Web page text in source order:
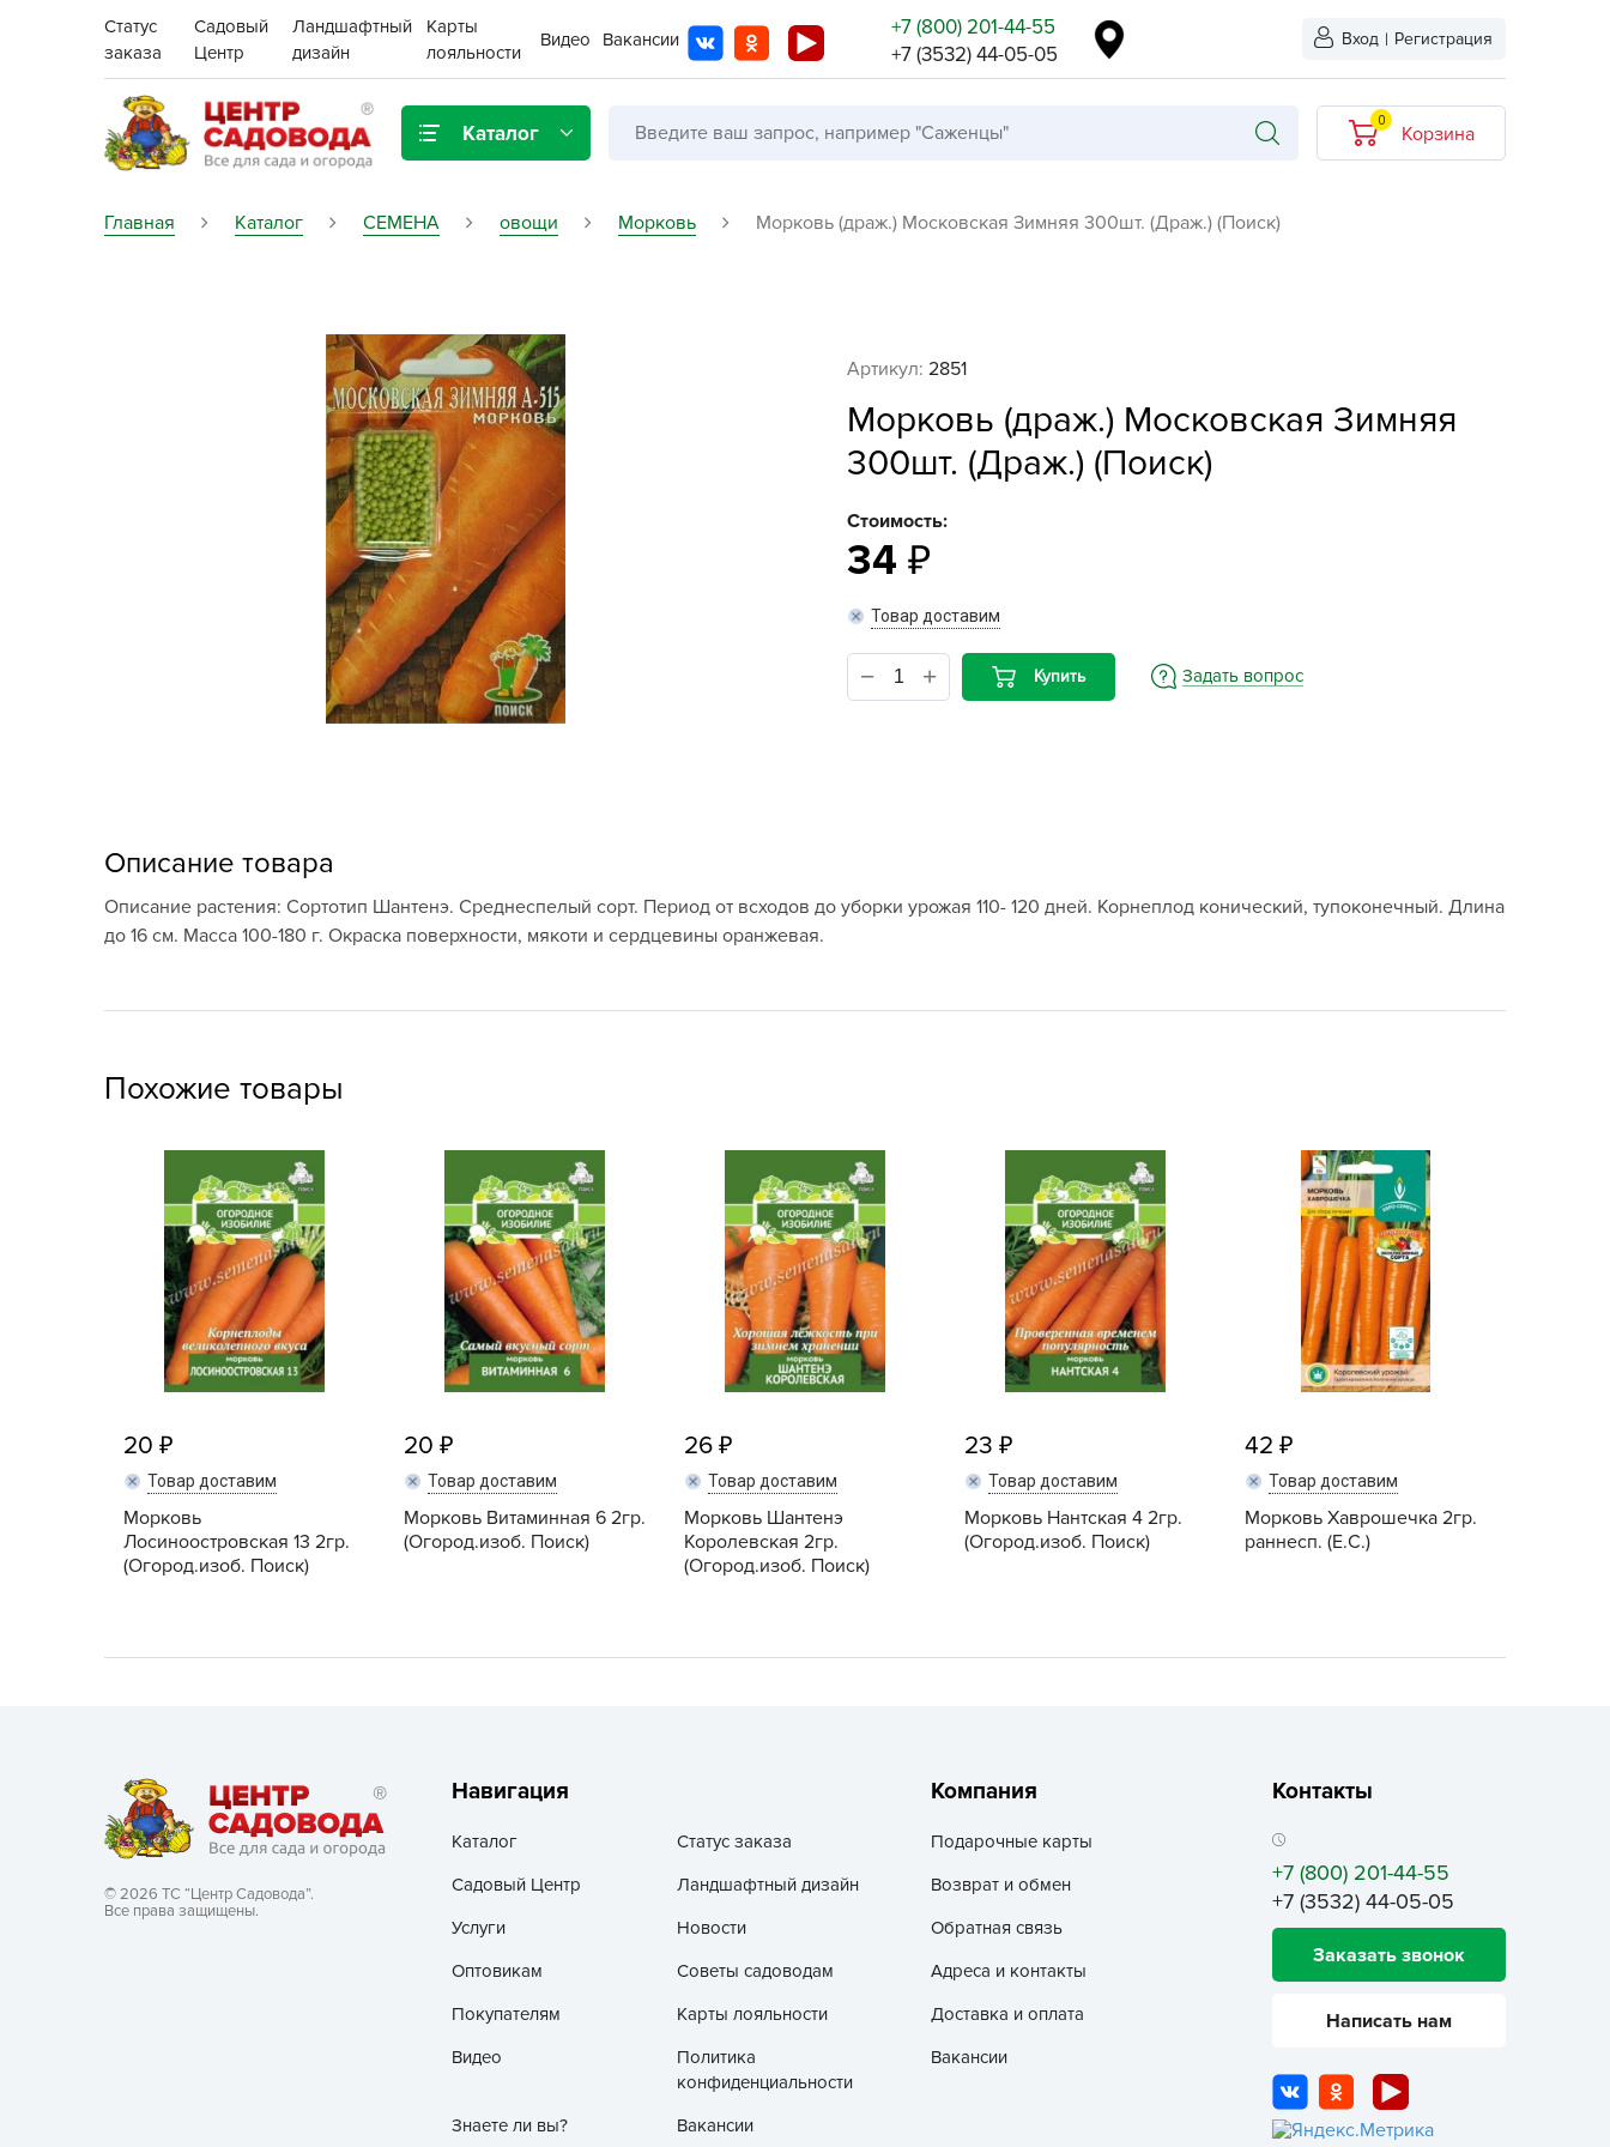
Статус
заказа
Садовый
Центр
Ландшафтный
дизайн
Карты
лояльности
Видео Вакансии
+7 (800) 201-44-55
+7 (3532) 44-05-05
Вход | Регистрация
Каталог
Газонная трава
Декор для дома и сада
Ёмкости для рассады и
Комнатные горшечные
многолетники Весна
Новогодняя продукция
Посадочный материал
Садовый инвентарь и
техника
СЕМЕНА
Средства для септиков,
туалетов, компостов,
прудов и бассейнов
растений
Средства от бытовых и
летающих насекомых,
грызунов
Хозяйственные товары
Поиск Бренды
AL-KO
ALT
Aquapulse
Bona Forte
Dacha Group
Grass
GRIZZLY
LISTOK
MAROLEX
Nika
Palisad
Raco
Rehau
Robin Green
Terra Vita
TORNADICA
TUT BIO
Zarit
АгроСпан
АГРОУСПЕХ
АГРОЭЛИТА
АЭЛИТА
0
Корзина
Главная Каталог СЕМЕНА овощи Морковь Морковь (драж.) Московская Зимняя 300шт. (Драж.) (Поиск)
Артикул: 2851
Морковь (драж.) Московская Зимняя
300шт. (Драж.) (Поиск)
Стоимость:
34
Товар доставим
Купить Задать вопрос
Описание товара
Описание растения: Сортотип Шантенэ. Среднеспелый сорт. Период от всходов до уборки урожая 110- 120 дней. Корнеплод конический, тупоконечный. Длина
до 16 см. Масса 100-180 г. Окраска поверхности, мякоти и сердцевины оранжевая.
Похожие товары
20
Товар доставим
Морковь
Лосиноостровская 13 2гр.
(Огород.изоб. Поиск)
20
Товар доставим
Морковь Витаминная 6 2гр.
(Огород.изоб. Поиск)
26
Товар доставим
Морковь Шантенэ
Королевская 2гр.
(Огород.изоб. Поиск)
23
Товар доставим
Морковь Нантская 4 2гр.
(Огород.изоб. Поиск)
42
Товар доставим
Морковь Хаврошечка 2гр.
раннесп. (Е.С.)
© 2026 ТС “Центр Садовода”.
Все права защищены.
Навигация
Каталог
Статус заказа
Садовый Центр
Ландшафтный дизайн
Услуги
Новости
Оптовикам
Советы садоводам
Покупателям
Карты лояльности
Видео
Политика
конфиденциальности
Знаете ли вы?
Вакансии
Компания
Подарочные карты
Возврат и обмен
Обратная связь
Адреса и контакты
Доставка и оплата
Вакансии
Контакты
+7 (800) 201-44-55
+7 (3532) 44-05-05
Заказать звонок
Написать нам